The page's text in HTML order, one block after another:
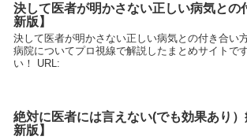
決して医者が明かさない正しい病気との
新版】
決して医者が明かさない正しい病気との付き合い
病院についてプロ視線で解説したまとめサイトで
い！ URL:
絶対に医者には言えない(でも効果あり
新版】